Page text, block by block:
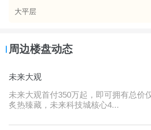
大平层
周边楼盘动态
未来大观
未来大观首付350万起，即可拥有总价
炙热臻藏，未来科技城核心4...